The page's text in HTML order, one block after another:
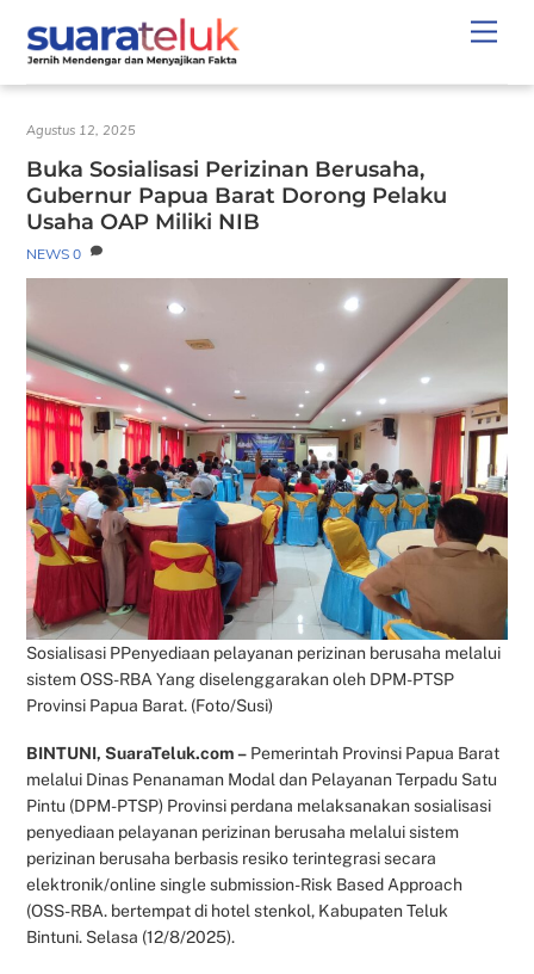
content
Agustus 12, 2025
Buka Sosialisasi Perizinan Berusaha,
Gubernur Papua Barat Dorong Pelaku
Usaha OAP Miliki NIB
NEWS 0
Sosialisasi PPenyediaan pelayanan perizinan berusaha melalui
sistem OSS-RBA Yang diselenggarakan oleh DPM-PTSP
Provinsi Papua Barat. (Foto/Susi)
BINTUNI, SuaraTeluk.com – Pemerintah Provinsi Papua Barat
melalui Dinas Penanaman Modal dan Pelayanan Terpadu Satu
Pintu (DPM-PTSP) Provinsi perdana melaksanakan sosialisasi
penyediaan pelayanan perizinan berusaha melalui sistem
perizinan berusaha berbasis resiko terintegrasi secara
elektronik/online single submission-Risk Based Approach
(OSS-RBA. bertempat di hotel stenkol, Kabupaten Teluk
Bintuni. Selasa (12/8/2025).